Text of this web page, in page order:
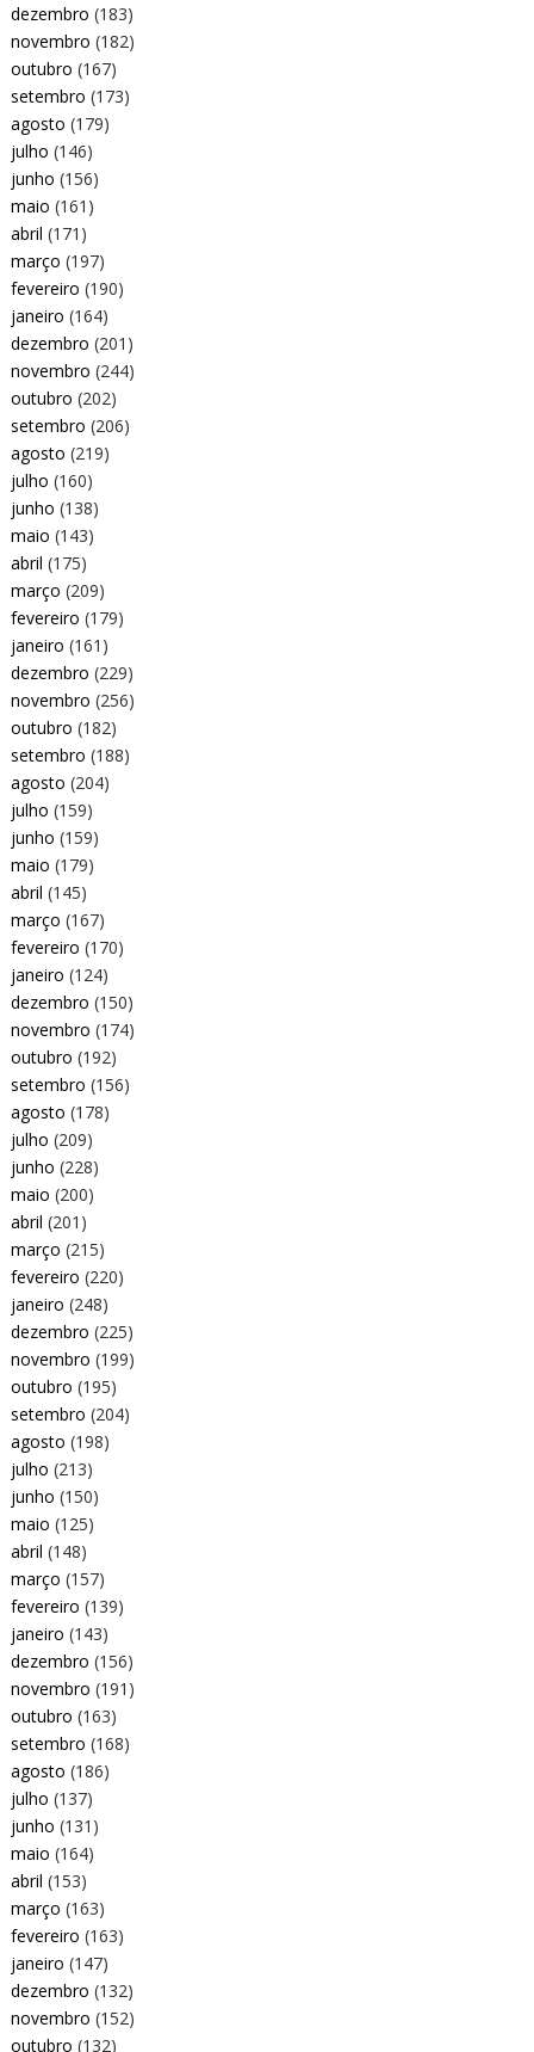
dezembro (183)
novembro (182)
outubro (167)
setembro (173)
agosto (179)
julho (146)
junho (156)
maio (161)
abril (171)
março (197)
fevereiro (190)
janeiro (164)
dezembro (201)
novembro (244)
outubro (202)
setembro (206)
agosto (219)
julho (160)
junho (138)
maio (143)
abril (175)
março (209)
fevereiro (179)
janeiro (161)
dezembro (229)
novembro (256)
outubro (182)
setembro (188)
agosto (204)
julho (159)
junho (159)
maio (179)
abril (145)
março (167)
fevereiro (170)
janeiro (124)
dezembro (150)
novembro (174)
outubro (192)
setembro (156)
agosto (178)
julho (209)
junho (228)
maio (200)
abril (201)
março (215)
fevereiro (220)
janeiro (248)
dezembro (225)
novembro (199)
outubro (195)
setembro (204)
agosto (198)
julho (213)
junho (150)
maio (125)
abril (148)
março (157)
fevereiro (139)
janeiro (143)
dezembro (156)
novembro (191)
outubro (163)
setembro (168)
agosto (186)
julho (137)
junho (131)
maio (164)
abril (153)
março (163)
fevereiro (163)
janeiro (147)
dezembro (132)
novembro (152)
outubro (132)